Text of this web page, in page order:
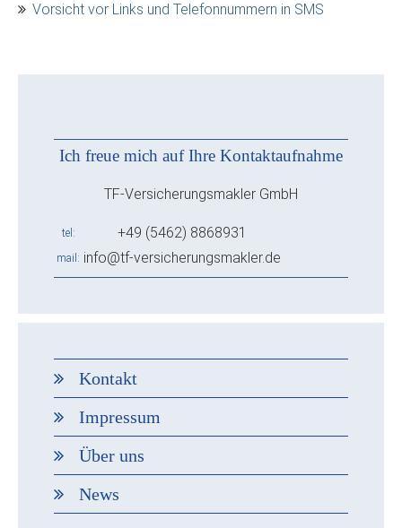
Vorsicht vor Links und Telefonnummern in SMS
Ich freue mich auf Ihre Kontaktaufnahme
TF-Versicherungsmakler GmbH
tel +49 (5462) 8868931
mail info@tf-versicherungsmakler.de
Kontakt
Impressum
Über uns
News